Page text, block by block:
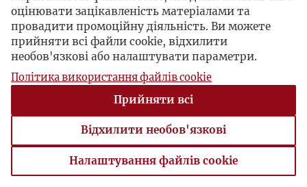
Bohater:
Juliusz Mieroszewski
Bohater: Maria (Maja) Prądzyńska
Bohater:Władysław Anders
Bohater:Zofia Hertz
Bohater:
Jarosław Iwaszkiewicz
Bohater:Franciszka Toruńczyk
Władysław Michniewicz
оцінювати зацікавленість матеріалами та
провадити промоційну діяльність. Ви можете
прийняти всі файли cookie, відхилити
необов'язкові або налаштувати параметри.
Політика використання файлів cookie
Прийняти всі
Відхилити необов'язкові
Налаштування файлів cookie
Налаштування файлів cookie